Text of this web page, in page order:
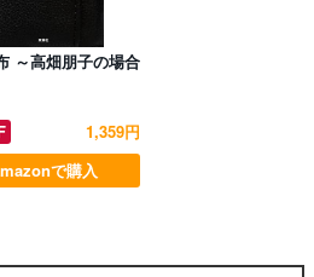
～高畑朋子の場合
1,359円
で購入